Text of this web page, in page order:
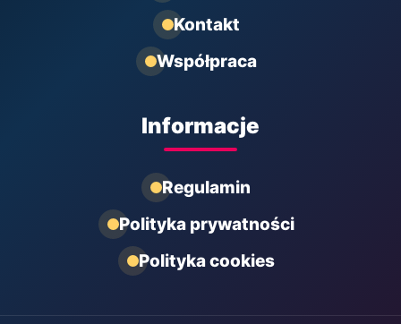
Kontakt
Współpraca
Informacje
Regulamin
Polityka prywatności
Polityka cookies